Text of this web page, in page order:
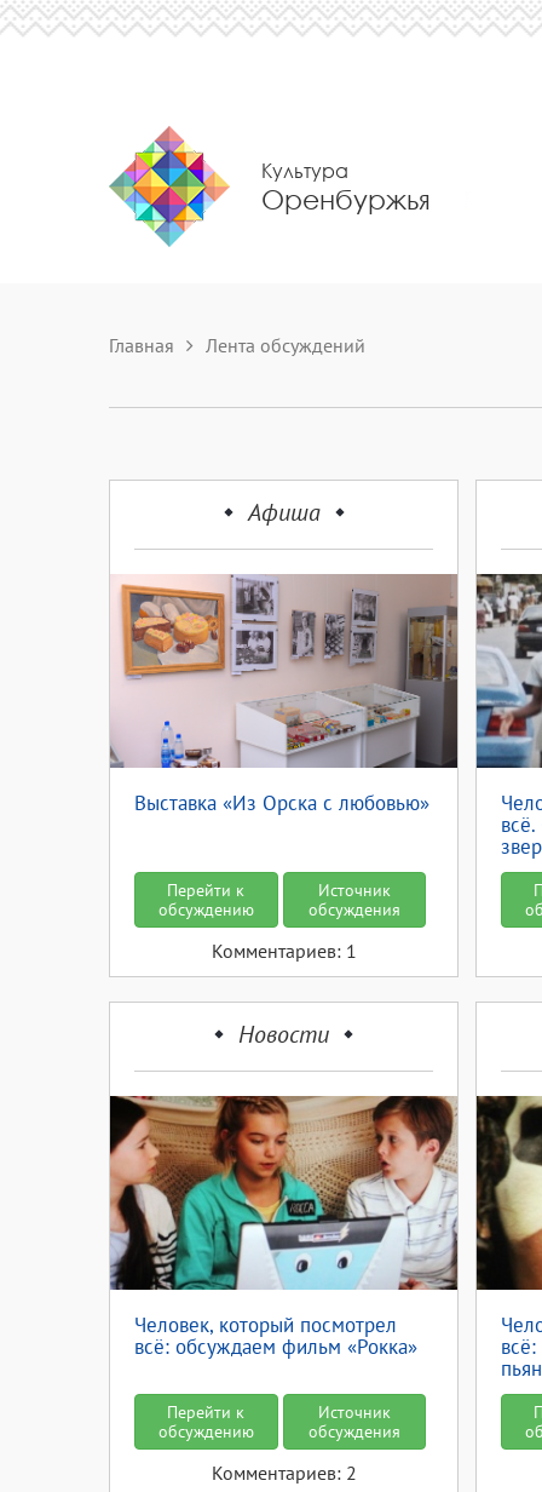
Культура
Оренбуржья
Главная Лента обсуждений
Афиша
Выставка «Из Орска с любовью»
Перейти к
обсуждению
Источник
обсуждения
Комментариев: 1
Новости
Человек, который посмотрел
всё: обсуждаем фильм «Рокка»
Перейти к
обсуждению
Источник
обсуждения
Комментариев: 2